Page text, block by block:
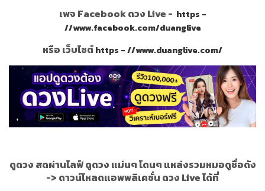
เพจ Facebook ดวง Live - https -
//www.facebook.com/duanglive
หรือ เว็บไซต์https - //www.duanglive.com/
ดูดวง สดผ่านไลฟ์ ดูดวง แม่นๆ โดนๆ แหล่งรวมหมอดูชื่อดัง
-> ดาวน์โหลดแอพพลิเคชั่น ดวง Live ได้ที่